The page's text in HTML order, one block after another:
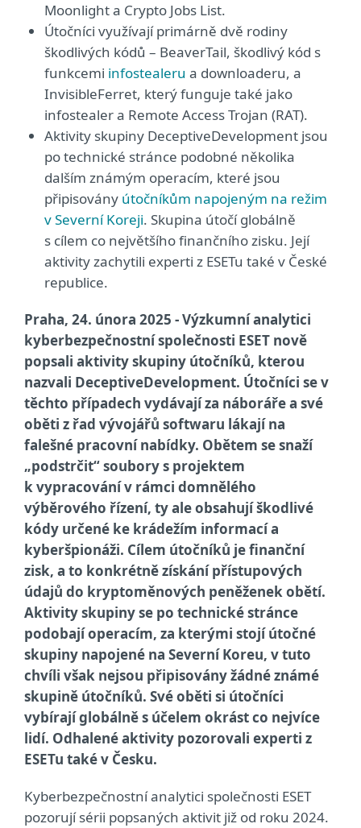
Moonlight a Crypto Jobs List.
Útočníci využívají primárně dvě rodiny
škodlivých kódů – BeaverTail, škodlivý kód s
funkcemi infostealeru a downloaderu, a
InvisibleFerret, který funguje také jako
infostealer a Remote Access Trojan (RAT).
Aktivity skupiny DeceptiveDevelopment jsou
po technické stránce podobné několika
dalším známým operacím, které jsou
připisovány útočníkům napojeným na režim
v Severní Koreji. Skupina útočí globálně
s cílem co největšího finančního zisku. Její
aktivity zachytili experti z ESETu také v České
republice.
Praha, 24. února 2025 - Výzkumní analytici
kyberbezpečnostní společnosti ESET nově
popsali aktivity skupiny útočníků, kterou
nazvali DeceptiveDevelopment. Útočníci se v
těchto případech vydávají za náboráře a své
oběti z řad vývojářů softwaru lákají na
falešné pracovní nabídky. Obětem se snaží
„podstrčit“ soubory s projektem
k vypracování v rámci domnělého
výběrového řízení, ty ale obsahují škodlivé
kódy určené ke krádežím informací a
kyberšpionáži. Cílem útočníků je finanční
zisk, a to konkrétně získání přístupových
údajů do kryptoměnových peněženek obětí.
Aktivity skupiny se po technické stránce
podobají operacím, za kterými stojí útočné
skupiny napojené na Severní Koreu, v tuto
chvíli však nejsou připisovány žádné známé
skupině útočníků. Své oběti si útočníci
vybírají globálně s účelem okrást co nejvíce
lidí. Odhalené aktivity pozorovali experti z
ESETu také v Česku.
Kyberbezpečnostní analytici společnosti ESET
pozorují sérii popsaných aktivit již od roku 2024.